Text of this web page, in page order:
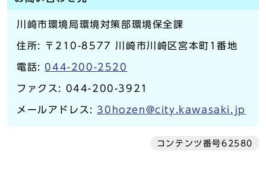
川崎市環境局環境対策部環境保全課
住所: 〒210-8577 川崎市川崎区宮本町1番地
電話: 044-200-2520
ファクス: 044-200-3921
メールアドレス: 30hozen@city.kawasaki.jp
コンテンツ番号62580